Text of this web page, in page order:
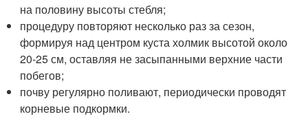
на половину высоты стебля;
процедуру повторяют несколько раз за сезон,
формируя над центром куста холмик высотой около
20-25 см, оставляя не засыпанными верхние части
побегов;
почву регулярно поливают, периодически проводят
корневые подкормки.